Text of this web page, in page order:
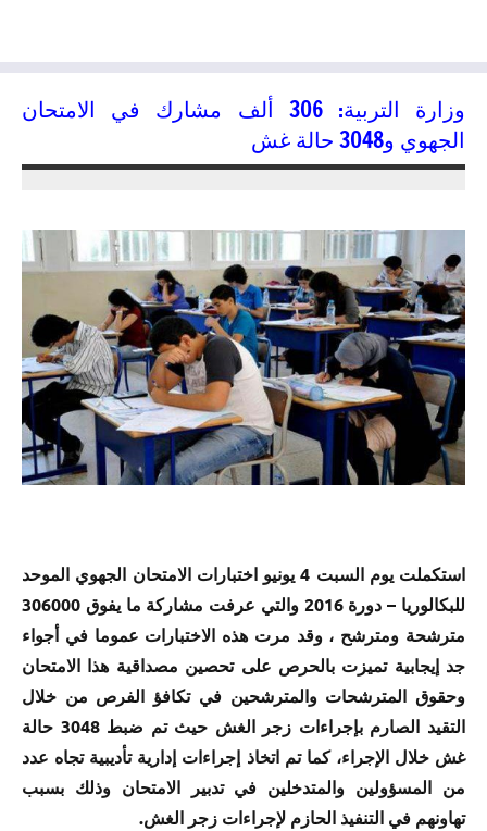
وزارة التربية: 306 ألف مشارك في الامتحان
الجهوي و3048 حالة غش
استكملت يوم السبت 4 يونيو اختبارات الامتحان الجهوي الموحد
للبكالوريا – دورة 2016 والتي عرفت مشاركة ما يفوق 306000
مترشحة ومترشح ، وقد مرت هذه الاختبارات عموما في أجواء
جد إيجابية تميزت بالحرص على تحصين مصداقية هذا الامتحان
وحقوق المترشحات والمترشحين في تكافؤ الفرص من خلال
التقيد الصارم بإجراءات زجر الغش حيث تم ضبط 3048 حالة
غش خلال الإجراء، كما تم اتخاذ إجراءات إدارية تأديبية تجاه عدد
من المسؤولين والمتدخلين في تدبير الامتحان وذلك بسبب
تهاونهم في التنفيذ الحازم لإجراءات زجر الغش.